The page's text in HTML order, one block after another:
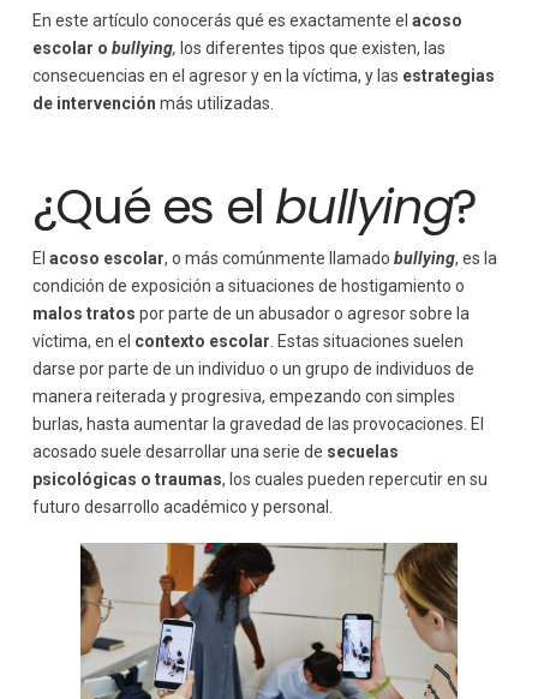
En este artículo conocerás qué es exactamente el acoso
escolar o bullying, los diferentes tipos que existen, las
consecuencias en el agresor y en la víctima, y las estrategias
de intervención más utilizadas.
¿Qué es el bullying?
El acoso escolar, o más comúnmente llamado bullying, es la
condición de exposición a situaciones de hostigamiento o
malos tratos por parte de un abusador o agresor sobre la
víctima, en el contexto escolar . Estas situaciones suelen
darse por parte de un individuo o un grupo de individuos de
manera reiterada y progresiva, empezando con simples
burlas, hasta aumentar la gravedad de las provocaciones. El
acosado suele desarrollar una serie de secuelas
psicológicas o traumas, los cuales pueden repercutir en su
futuro desarrollo académico y personal.